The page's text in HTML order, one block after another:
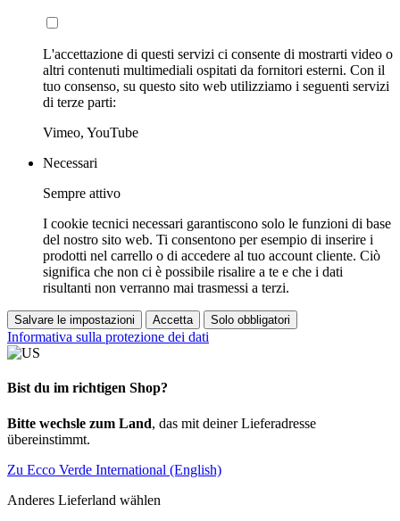
L'accettazione di questi servizi ci consente di mostrarti video o
altri contenuti multimediali ospitati da fornitori esterni. Con il
tuo consenso, su questo sito web utilizziamo i seguenti servizi
di terze parti:
Vimeo, YouTube
Necessari
Sempre attivo
I cookie tecnici necessari garantiscono solo le funzioni di base
del nostro sito web. Ti consentono per esempio di inserire i
prodotti nel carrello o di accedere al tuo account cliente. Ciò
significa che non ci è possibile risalire a te e che i dati
risultanti non verranno mai trasmessi a terzi.
Salvare le impostazioni Accetta Solo obbligatori
Informativa sulla protezione dei dati
Bist du im richtigen Shop?
Bitte wechsle zum Land, das mit deiner Lieferadresse
übereinstimmt.
Zu Ecco Verde International (English)
Anderes Lieferland wählen